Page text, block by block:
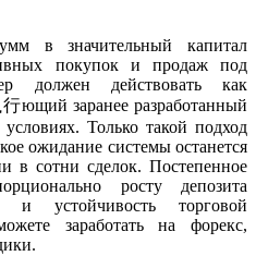
в значительный капитал
покупок и продаж под
должен действовать как
ющий заранее разработанный
Только такой подход
ожидание системы останется
в сотни сделок. Постепенное
росту депозита
и устойчивость торговой
заработать на форекс,